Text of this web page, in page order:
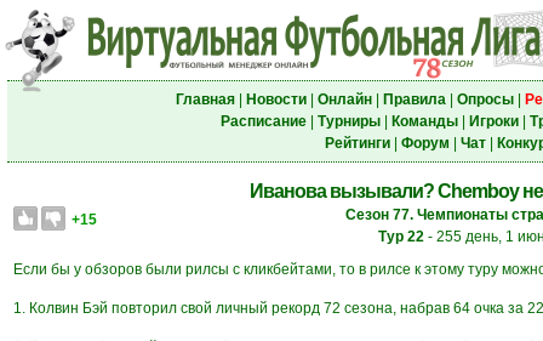
Главная| Новости| Онлайн| Правила| Опросы|
Расписание| Турниры| Команды| Игроки|
Рейтинги| Форум Чат|
Иванова вызывали? Chemboy
+15
Сезон 77. Чемпионаты
Тур 22 - 255 день, 1
Если бы у обзоров были рилсы с кликбейтами, то в рилсе к этому туру
1. Колвин Бэй повторил свой личный рекорд 72 сезона, набрав 64 очка за